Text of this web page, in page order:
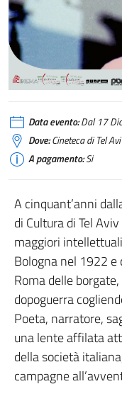
Data evento:Dal 17
Dove:Cineteca di Tel
A pagamento:Si
A cinquant’anni
di Cultura di Tel
maggiori
Bologna nel 1922
Roma delle
dopoguerra
Poeta, narratore,
una lente affilata
della società
campagne